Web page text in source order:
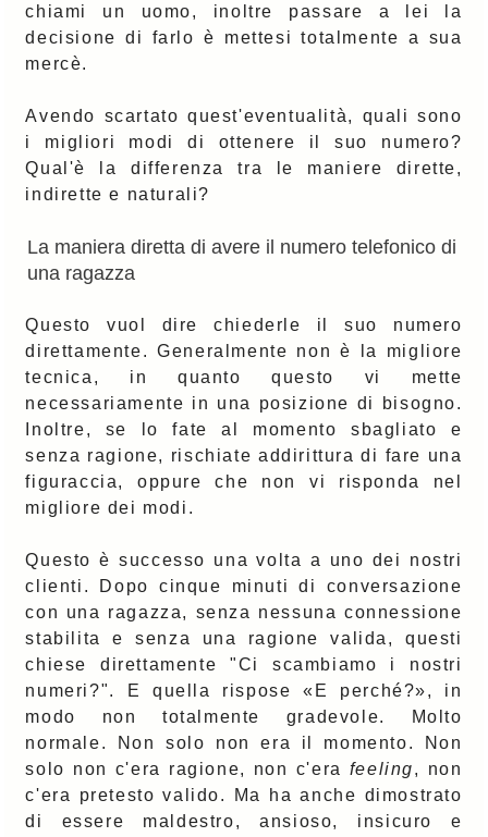
chiami un uomo, inoltre passare a lei la
decisione di farlo è mettesi totalmente a sua
mercè.
Avendo scartato quest'eventualità, quali sono
i migliori modi di ottenere il suo numero?
Qual'è la differenza tra le maniere dirette,
indirette e naturali?
La maniera diretta di avere il numero telefonico di
una ragazza
Questo vuol dire chiederle il suo numero
direttamente. Generalmente non è la migliore
tecnica, in quanto questo vi mette
necessariamente in una posizione di bisogno.
Inoltre, se lo fate al momento sbagliato e
senza ragione, rischiate addirittura di fare una
figuraccia, oppure che non vi risponda nel
migliore dei modi.
Questo è successo una volta a uno dei nostri
clienti. Dopo cinque minuti di conversazione
con una ragazza, senza nessuna connessione
stabilita e senza una ragione valida, questi
chiese direttamente "Ci scambiamo i nostri
numeri?". E quella rispose «E perché?», in
modo non totalmente gradevole. Molto
normale. Non solo non era il momento. Non
solo non c'era ragione, non c'era feeling, non
c'era pretesto valido. Ma ha anche dimostrato
di essere maldestro, ansioso, insicuro e